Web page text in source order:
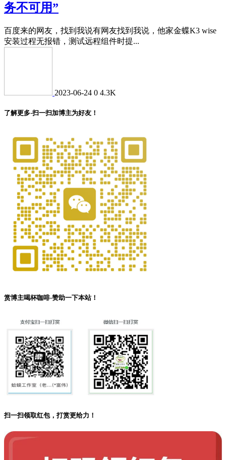
务不可用”
百度来的网友，找到我说有网友找到我说，他家金蝶K3 wise
安装过程无报错，测试远程组件时提...
2023-06-24 0 4.3K
了解更多-扫一扫加博主为好友！
赏博主喝杯咖啡-赞助一下本站！
扫一扫领取红包，打赏更给力！